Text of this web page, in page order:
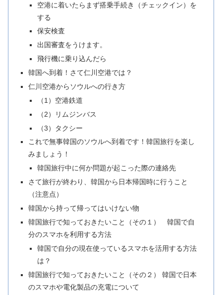
空港に着いたらまず搭乗手続き（チェックイン）を
する
保安検査
出国審査をうけます。
飛行機に乗り込んだら
韓国へ到着！さて仁川空港では？
仁川空港からソウルへの行き方
（1）空港鉄道
（2）リムジンバス
（3）タクシー
これで無事韓国のソウルへ到着です！韓国旅行を楽し
みましょう！
韓国旅行中に何か問題が起こった際の連絡先
さて旅行が終わり、韓国から日本帰国時に行うこと
（注意点）
韓国から持って帰ってはいけない物
韓国旅行で知っておきたいこと（その１） 韓国で自
分のスマホを利用する方法
韓国で自分の現在使っているスマホを活用する方法
は？
韓国旅行で知っておきたいこと（その２） 韓国で日本
のスマホや電化製品の充電について